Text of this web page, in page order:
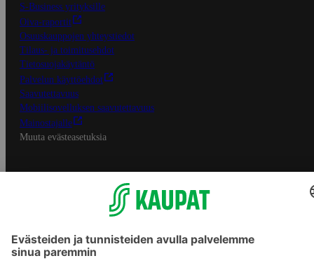
S-Business yrityksille
Oiva-raportit
Osuuskauppojen yhteystiedot
Tilaus- ja toimitusehdot
Tietosuojakäytäntö
Palvelun käyttöehdot
Saavutettavuus
Mobiilisovelluksen saavutettavuus
Mainostajalle
Muuta evästeasetuksia
S-ryhmän palvelut
Asiakasomistajuus